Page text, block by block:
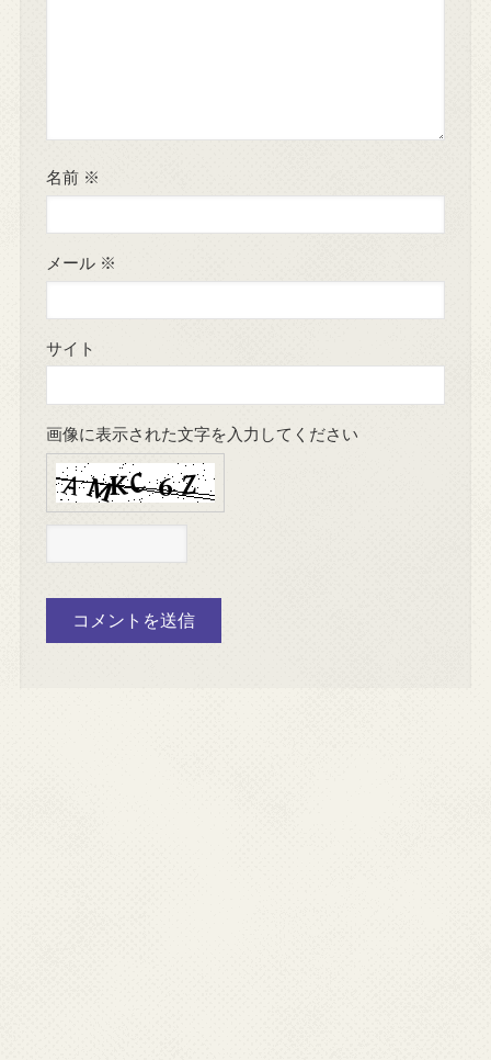
名前 ※
メール ※
サイト
画像に表示された文字を入力してください